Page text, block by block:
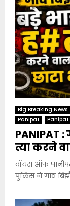
Big Breaking News
Panipat
Panipat
PANIPAT
त्या करने
वॉयस ऑफ
पुलिस ने गांव